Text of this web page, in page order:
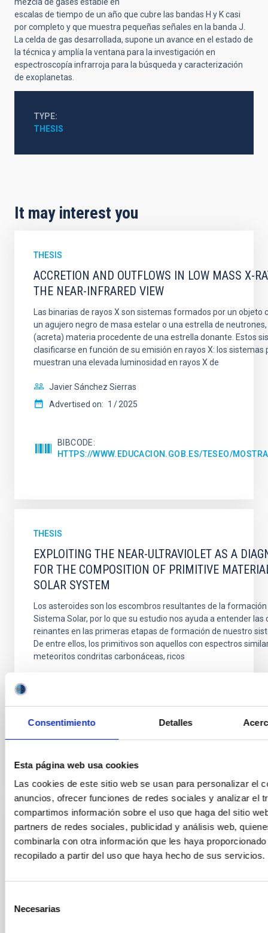
Consentimiento Detalles
Esta página web usa cookies
Las cookies de este sitio web se usan para personalizar el
anuncios, ofrecer funciones de redes sociales y analizar el
compartimos información sobre el uso que haga del sitio
partners de redes sociales, publicidad y análisis web,
combinarla con otra información que les haya
recopilado a partir del uso que haya hecho de sus servicios.
Necesarias
escalas de tiempo de un año que cubre las bandas H y K casi
por completo y que muestra pequeñas señales en la banda J.
La celda de gas desarrollada, supone un avance en el estado de
la técnica y amplía la ventana para la investigación en
espectroscopía infrarroja para la búsqueda y caracterización
de exoplanetas.
TYPE
THESIS
It may interest you
THESIS
ACCRETION AND OUTFLOWS IN LOW MASS X-
THE NEAR-INFRARED VIEW
Las binarias de rayos X son sistemas formados por un objeto
un agujero negro de masa estelar o una estrella de
(acreta) materia procedente de una estrella donante. Estos
clasificarse en función de su emisión en rayos X: los sistemas
muestran una elevada luminosidad en rayos X de
Javier Sánchez Sierras
Advertised on: 1 2025
BIBCODE
HTTPS://WWW.EDUCACION.GOB.ES/TESEO/
THESIS
EXPLOITING THE NEAR-ULTRAVIOLET AS A
FOR THE COMPOSITION OF PRIMITIVE
SOLAR SYSTEM
Los asteroides son los escombros resultantes de la
Sistema Solar, por lo que su estudio nos ayuda a entender las
reinantes en las primeras etapas de formación de nuestro
De entre ellos, los primitivos son aquellos con espectros
meteoritos condritas carbonáceas, ricos
THESIS
DETECCIÓN Y CARACTERIZACIÓN DE
MEDIANTE EL MÉTODO DE LOS TRANSITOS
Un tránsito de una exoplaneta ocurre cuando este se
estrella que provoca nos permite conocer ciertos parámetros